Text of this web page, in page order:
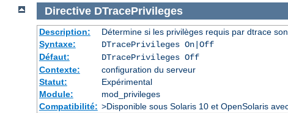
Directive DTracePrivileges
Description:
Détermine si les privilèges requis par dtrace
Syntaxe:
DTracePrivileges On|Off
Défaut:
DTracePrivileges Off
Contexte:
configuration du serveur
Statut:
Expérimental
Module:
mod_privileges
Compatibilité: >Disponible sous Solaris 10 et OpenSolaris